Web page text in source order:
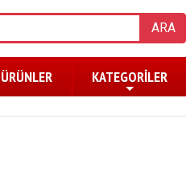
ARA
KATEGORİLER